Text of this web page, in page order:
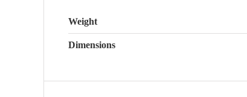
Weight
Dimensions